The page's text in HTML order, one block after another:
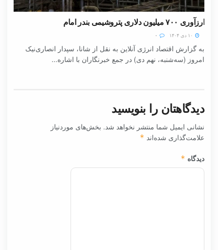
ارزآوری ۷۰۰ میلیون دلاری پتروشیمی بندر امام
به گزارش اقتصاد انرژی آنلاین به نقل از شانا، سپدار انصاری‌نیک
امروز (سه‌شنبه، نهم دی) در جمع خبرنگاران با اشاره...
دیدگاهتان را بنویسید
نشانی ایمیل شما منتشر نخواهد شد. بخش‌های موردنیاز
علامت‌گذاری شده‌اند *
دیدگاه *